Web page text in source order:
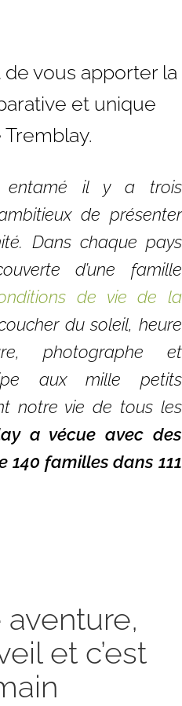
vous apporter la
et unique
Tremblay.
entamé il y a trois
de présenter
Dans chaque pays
d’une famille
de vie de la
du soleil, heure
photographe et
aux mille petits
notre vie de tous les
a vécue avec des
familles dans 111
aventure,
et c’est